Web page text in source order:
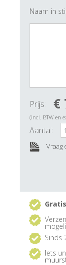
Naam in
Prijs: €
(incl. BTW en
Aantal:
Vraag
Sinds
Iets